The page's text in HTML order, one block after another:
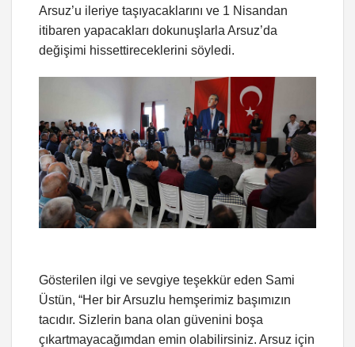
Arsuz’u ileriye taşıyacaklarını ve 1 Nisandan
itibaren yapacakları dokunuşlarla Arsuz’da
değişimi hissettireceklerini söyledi.
Gösterilen ilgi ve sevgiye teşekkür eden Sami
Üstün, “Her bir Arsuzlu hemşerimiz başımızın
tacıdır. Sizlerin bana olan güvenini boşa
çıkartmayacağımdan emin olabilirsiniz. Arsuz için